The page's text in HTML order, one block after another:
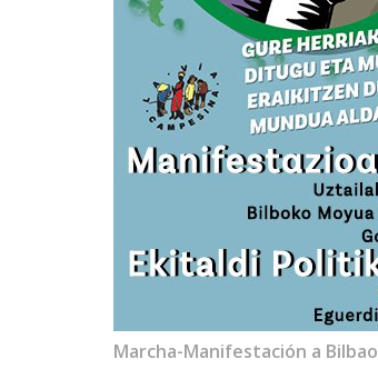
Marcha-Manifestación a Bilbao